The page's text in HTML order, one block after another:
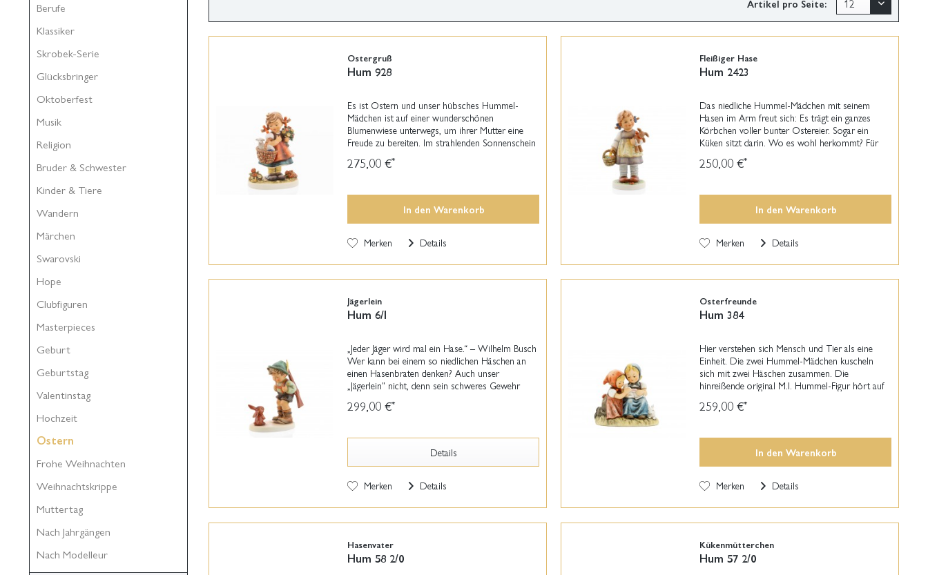
Berufe
Klassiker
Skrobek-Serie
Glücksbringer
Oktoberfest
Musik
Religion
Bruder & Schwester
Kinder & Tiere
Wandern
Märchen
Swarovski
Hope
Clubfiguren
Masterpieces
Geburt
Geburtstag
Valentinstag
Hochzeit
Ostern
Frohe Weihnachten
Weihnachtskrippe
Muttertag
Nach Jahrgängen
Nach Modelleur
Artikel pro Seite:
Ostergruß
Hum 928
Es ist Ostern und unser hübsches Hummel-
Mädchen ist auf einer wunderschönen
Blumenwiese unterwegs, um ihrer Mutter eine
Freude zu bereiten. Im strahlenden Sonnenschein
spaziert sie durch das saftige Grün und hat ihren
Korb mit ihrem...
275,00 €*
In den Warenkorb
Merken Details
Fleißiger Hase
Hum 2423
Das niedliche Hummel-Mädchen mit seinem
Hasen im Arm freut sich: Es trägt ein ganzes
Körbchen voller bunter Ostereier. Sogar ein
Küken sitzt darin. Wo es wohl herkommt? Für
viele ist Ostern neben Weihnachten eine der
schönsten Zeiten im...
250,00 €*
In den Warenkorb
Merken Details
Jägerlein
Hum 6/I
„Jeder Jäger wird mal ein Hase.“ – Wilhelm Busch
Wer kann bei einem so niedlichen Häschen an
einen Hasenbraten denken? Auch unser
„Jägerlein" nicht, denn sein schweres Gewehr
jedenfalls ist froh,...
299,00 €*
Details
Merken Details
Osterfreunde
Hum 384
Hier verstehen sich Mensch und Tier als eine
Einheit. Die zwei Hummel-Mädchen kuscheln
sich mit zwei Häschen zusammen. Die
hinreißende original M.I. Hummel-Figur hört auf
die Hummel-Figur nich...
259,00 €*
In den Warenkorb
Merken Details
Hasenvater
Hum 58 2/0
Kükenmütterchen
Hum 57 2/0